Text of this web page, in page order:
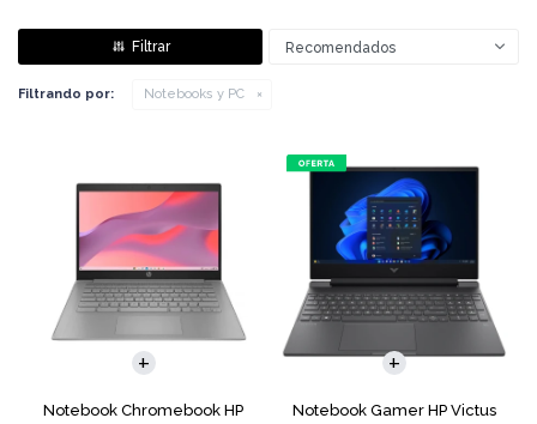
Recomendados
Filtrando por: Notebooks y PC
Notebook Chromebook HP
Notebook Gamer HP Victus
COMPARAR